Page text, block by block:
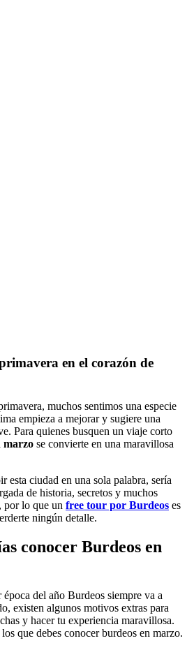
en el corazón de
muchos sentimos una especie
empieza a mejorar y sugiere una
Para quienes busquen un viaje corto
marzo se convierte en una maravillosa
esta ciudad en una sola palabra, sería
de historia, secretos y muchos
por lo que un free tour por Burdeos es
ningún detalle.
conocer Burdeos en
del año Burdeos siempre va a
existen algunos motivos extras para
y hacer tu experiencia maravillosa.
que debes conocer burdeos en marzo.